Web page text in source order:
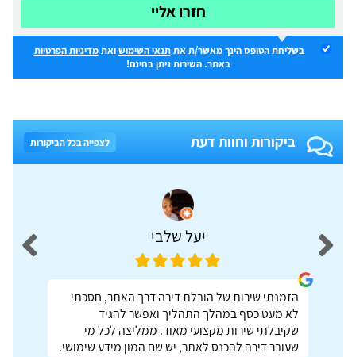
חזרו אליי
בשליחת הטופס הינך מאשר/ת אתתנאי השימושואתמדיניות הפרטיות
באתר. השירות ניתן בחינם!
ביקורות וחוות דעת לצפייה בכל הביקורות
יעל שלבי
הזמנתי שירות של הובלת דירה דרך האתר, חסכתי
לא מעט כסף במהלך התהליך ואפשר להגיד
שקיבלתי שירות מקצועי מאוד. ממליצה לכל מי
שעובר דירה להכנס לאתר, יש שם המון מידע שימושי.